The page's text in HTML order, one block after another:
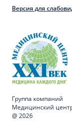
Версия для
Группа компаний
Медицинский центр
@ 2026